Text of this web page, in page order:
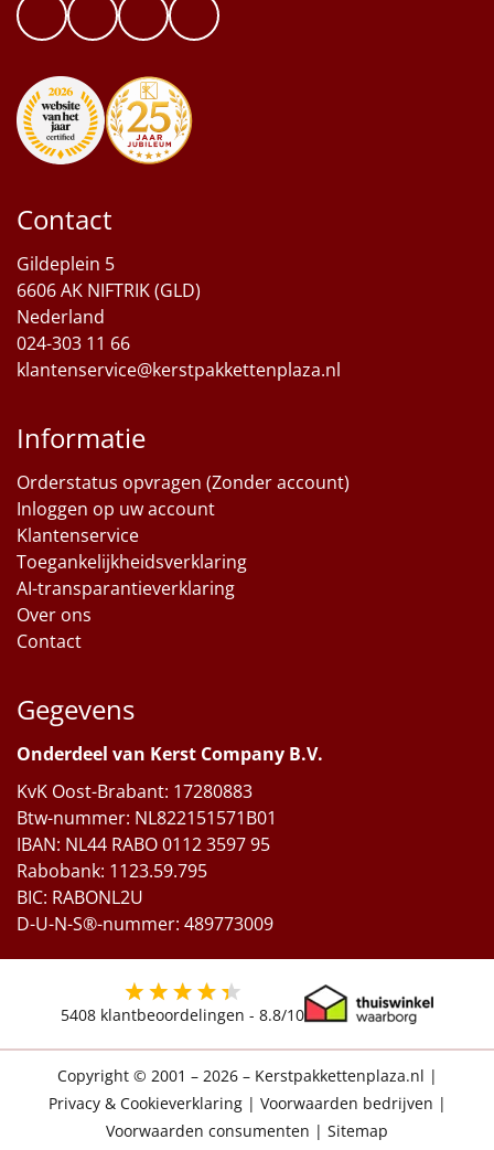
Contact
Gildeplein 5
6606 AK NIFTRIK (GLD)
Nederland
024-303 11 66
klantenservice@kerstpakkettenplaza.nl
Informatie
Orderstatus opvragen (Zonder account)
Inloggen op uw account
Klantenservice
Toegankelijkheidsverklaring
AI-transparantieverklaring
Over ons
Contact
Gegevens
Onderdeel van Kerst Company B.V.
KvK Oost-Brabant: 17280883
Btw-nummer: NL822151571B01
IBAN: NL44 RABO 0112 3597 95
Rabobank: 1123.59.795
BIC: RABONL2U
D-U-N-S®-nummer: 489773009
5408 klantbeoordelingen - 8.8/10
Copyright © 2001 – 2026 – Kerstpakkettenplaza.nl |
Privacy & Cookieverklaring| Voorwaarden bedrijven |
Voorwaarden consumenten | Sitemap